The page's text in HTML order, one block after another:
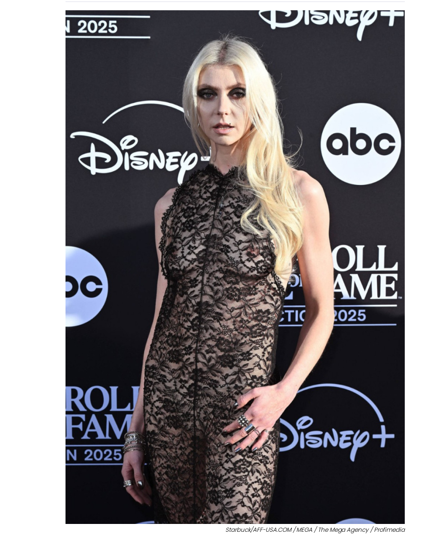
Starbuck/AFF-USA.COM / MEGA / The Mega Agency / Profimedia